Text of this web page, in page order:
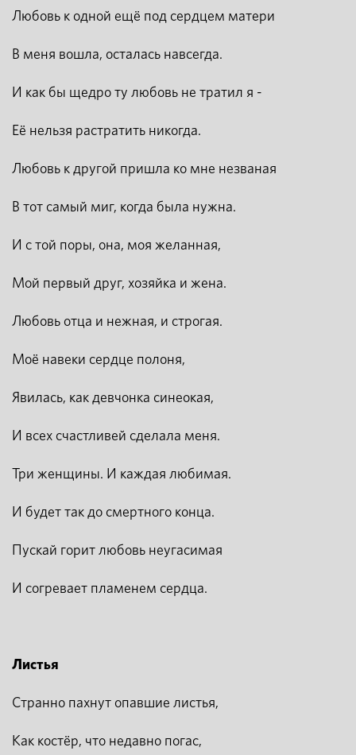
Любовь к одной ещё под сердцем матери
В меня вошла, осталась навсегда.
И как бы щедро ту любовь не тратил я -
Её нельзя растратить никогда.
Любовь к другой пришла ко мне незваная
В тот самый миг, когда была нужна.
И с той поры, она, моя желанная,
Мой первый друг, хозяйка и жена.
Любовь отца и нежная, и строгая.
Моё навеки сердце полоня,
Явилась, как девчонка синеокая,
И всех счастливей сделала меня.
Три женщины. И каждая любимая.
И будет так до смертного конца.
Пускай горит любовь неугасимая
И согревает пламенем сердца.
Листья
Странно пахнут опавшие листья,
Как костёр, что недавно погас,